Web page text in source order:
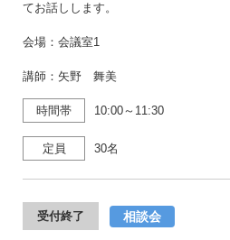
てお話しします。
会場：会議室1
講師：矢野 舞美
時間帯 10:00～11:30
定員 30名
受付終了 相談会